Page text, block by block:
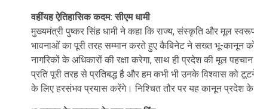
वहींयह ऐतिहासिक कदम: सीएम धामी
मुख्‍यमंत्री पुष्‍कर सिंह धामी ने कहा कि राज्य, संस्कृति और मूल
भावनाओं का पूरी तरह सम्मान करते हुए कैबिनेट ने सख्त भू-कानून
नागरिकों के अधिकारों की रक्षा करेगा, साथ ही प्रदेश की मूल
प्रति पूरी तरह से प्रतिबद्ध है और हम कभी भी उनके विश्वास को
के लिए हरसंभव प्रयास करेंगे। निश्चित तौर पर यह कानून प्रदेश